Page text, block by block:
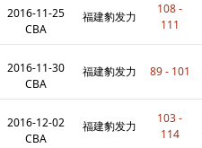
2016-11-25
CBA
福建豹发力
108 -
111
2016-11-30
CBA
福建豹发力 89 - 101
2016-12-02
CBA
福建豹发力
103 -
114